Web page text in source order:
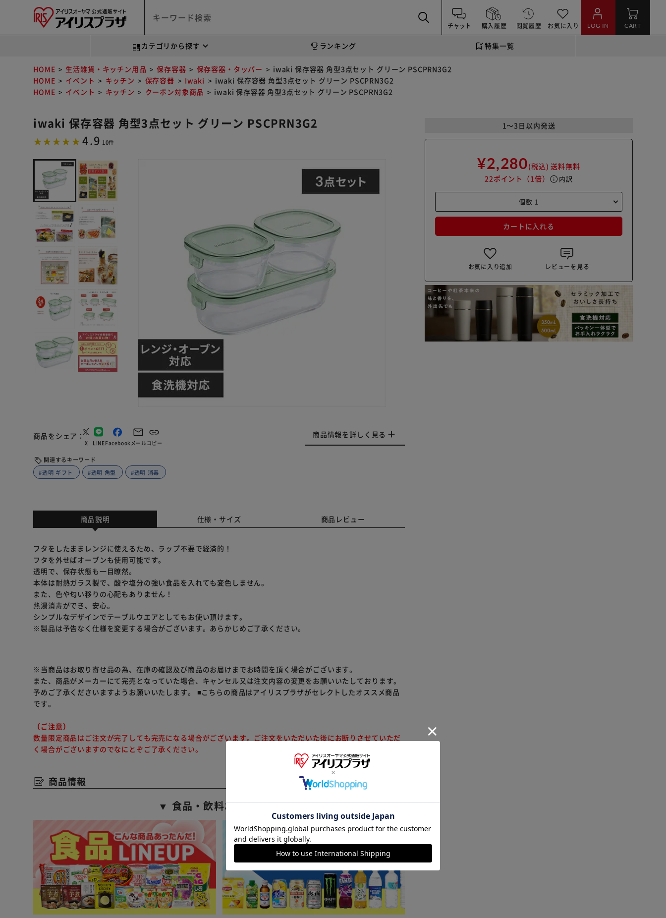
チャット 購入履歴 閲覧履歴 お気に入り LOG IN CART
カテゴリから探す ランキング 特集一覧
HOME 生活雑貨・キッチン用品 保存容器 保存容器・タッパー
iwaki 保存容器 角型3点セット グリーン PSCPRN3G2
HOME
イベント キッチン 保存容器 Iwaki
iwaki 保存容器 角型3点セット グリーン PSCPRN3G2
HOME
イベント キッチン クーポン対象商品 iwaki 保存容器 角型3点セット グリーン PSCPRN3G2
iwaki 保存容器 角型3点セット グリーン PSCPRN3G2
4.9 10件
商品をシェア
X LINEFacebookメールコピー
商品情報を詳しく見る
関連するキーワード
#透明 ギフト
#透明 角型 #透明 消毒
1～3日以内発送
¥2,280(税込) 送料無料
22ポイント （1倍） info 内訳
カートに入れる
お気に入り追加 レビューを見る
商品説明 仕様・サイズ 商品レビュー
フタをしたままレンジに使えるため、ラップ不要で経済的！
フタを外せばオーブンも使用可能です。
透明で、保存状態も一目瞭然。
本体は耐熱ガラス製で、酸や塩分の強い食品を入れても変色しません。
また、色や匂い移りの心配もありません！
熱湯消毒ができ、安心。
シンプルなデザインでテーブルウエアとしてもお使い頂けます。
※製品は予告なく仕様を変更する場合がございます。あらかじめご了承ください。
※当商品はお取り寄せ品の為、在庫の確認及び商品のお届けまでお時間を頂く場合がございます。
また、商品がメーカーにて完売となっていた場合、キャンセル又は注文内容の変更をお願いいたしております。
予めご了承くださいますようお願いいたします。 ■こちらの商品はアイリスプラザがセレクトしたオススメ商品
です。
（ご注意）
数量限定商品はご注文が完了しても完売になる場合がございます。ご注文をいただいた後にお断りさせていただ
く場合がございますのでなにとぞご了承ください。
商品情報
▼ 食品・飲料おすすめ ▼
※ご確認ください